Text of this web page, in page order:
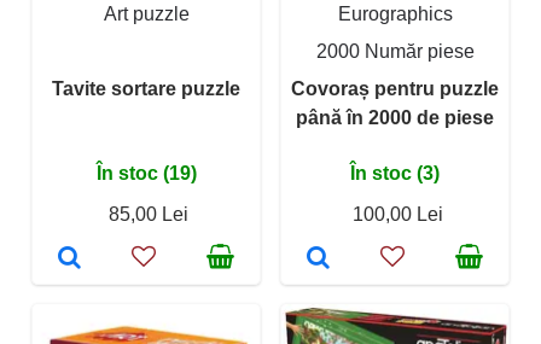
Art puzzle
Tavite sortare puzzle
În stoc (19)
85,00 Lei
Eurographics
2000 Număr piese
Covoraș pentru puzzle
până în 2000 de piese
În stoc (3)
100,00 Lei